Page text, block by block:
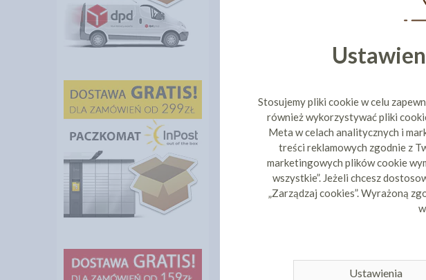
Stosujemy pliki cookie w celu
również wykorzystywać pliki
Meta w celach analitycznych i
treści reklamowych zgodnie z
marketingowych plików cookie
wszystkie”. Jeżeli chcesz
„Zarządzaj cookies”. Wyrażoną
Ustawienia